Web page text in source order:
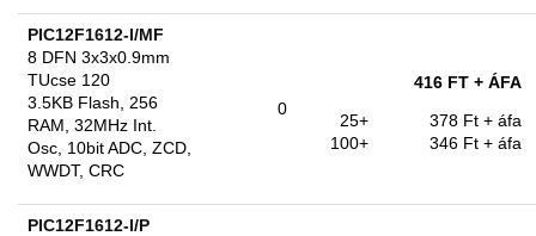
PIC12F1612-I/MF
8 DFN 3x3x0.9mm
TUcse 120
3.5KB Flash, 256
RAM, 32MHz Int.
Osc, 10bit ADC, ZCD,
WWDT, CRC
0
416 FT + ÁFA
25+
378 Ft + áfa
100+
346 Ft + áfa
PIC12F1612-I/P